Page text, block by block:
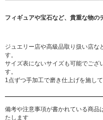
フィギュアや宝石など、貴重な物の
ジュエリー店や高級品取り扱い店な
す。
サイズ表にないサイズも可能でござ
す。
1点ずつ手加工で磨き仕上げを施して
備考や注意事項が書かれている商品
たします